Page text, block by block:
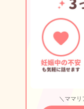
＼ママリ